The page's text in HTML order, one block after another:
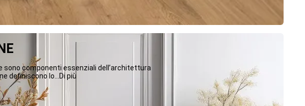
sono componenti essenziali dell’architettura
definiscono lo...Di più